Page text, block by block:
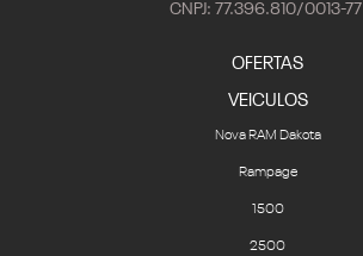
CNPJ: 77.396.810/0013-77
OFERTAS
VEICULOS
Nova RAM Dakota
Rampage
1500
2500